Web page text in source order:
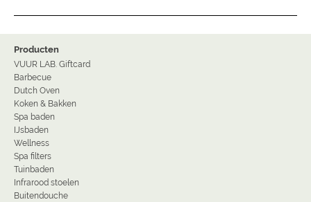
Producten
VUUR LAB. Giftcard
Barbecue
Dutch Oven
Koken & Bakken
Spa baden
IJsbaden
Wellness
Spa filters
Tuinbaden
Infrarood stoelen
Buitendouche